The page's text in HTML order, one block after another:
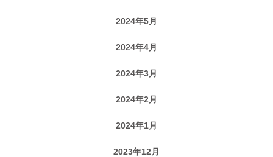
2024年5月
2024年4月
2024年3月
2024年2月
2024年1月
2023年12月